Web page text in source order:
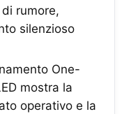
rumore,
silenzioso
One-
mostra la
operativo e la